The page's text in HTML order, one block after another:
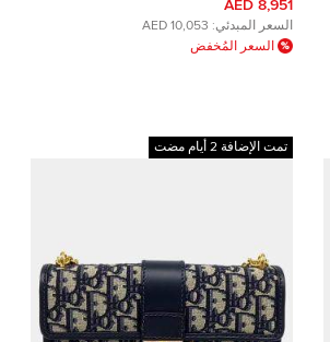
8,951 AED
السعر المبدئي: 10,053 AED
السعر المُخفض
تمت الإضافة 2 أيام مضت